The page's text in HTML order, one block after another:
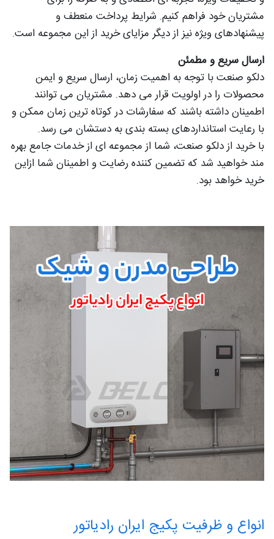
مشتریان خود فراهم کنیم. شرایط پرداخت منعطف و
پیشنهادهای ویژه نیز از دیگر مزایای خرید از این مجموعه است.
ارسال سریع و مطمئن
دلکو صنعت با توجه به اهمیت زمان، ارسال سریع و ایمن
محصولات را در اولویت قرار می دهد. مشتریان می توانند
اطمینان داشته باشند که سفارشات در کوتاه ترین زمان ممکن و
با رعایت استانداردهای بسته بندی به دستشان می رسد.
با خرید از دلکو صنعت، شما از مجموعه ای از خدمات جامع بهره
مند خواهید شد که تضمین کننده رضایت و اطمینان شما ازاین
خرید خواهد بود.
انواع و ظرفیت پکیج ایران رادیاتور